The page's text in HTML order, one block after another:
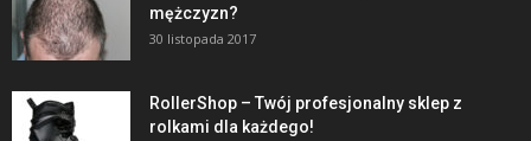
mężczyzn?
30 listopada 2017
RollerShop – Twój profesjonalny sklep z
rolkami dla każdego!